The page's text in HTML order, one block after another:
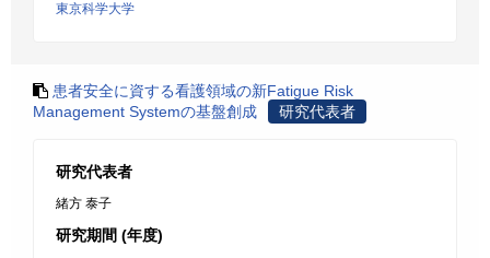
東京科学大学
患者安全に資する看護領域の新Fatigue Risk
Management Systemの基盤創成
研究代表者
研究代表者
緒方 泰子
研究期間 (年度)